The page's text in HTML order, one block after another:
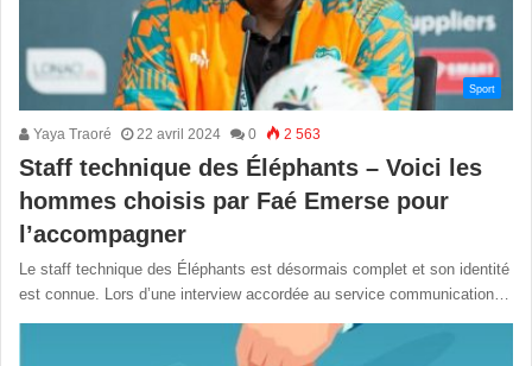
Sport
Yaya Traoré 22 avril 2024 0 2 563
Staff technique des Éléphants – Voici les
hommes choisis par Faé Emerse pour
l’accompagner
Le staff technique des Éléphants est désormais complet et son identité
est connue. Lors d’une interview accordée au service communication…